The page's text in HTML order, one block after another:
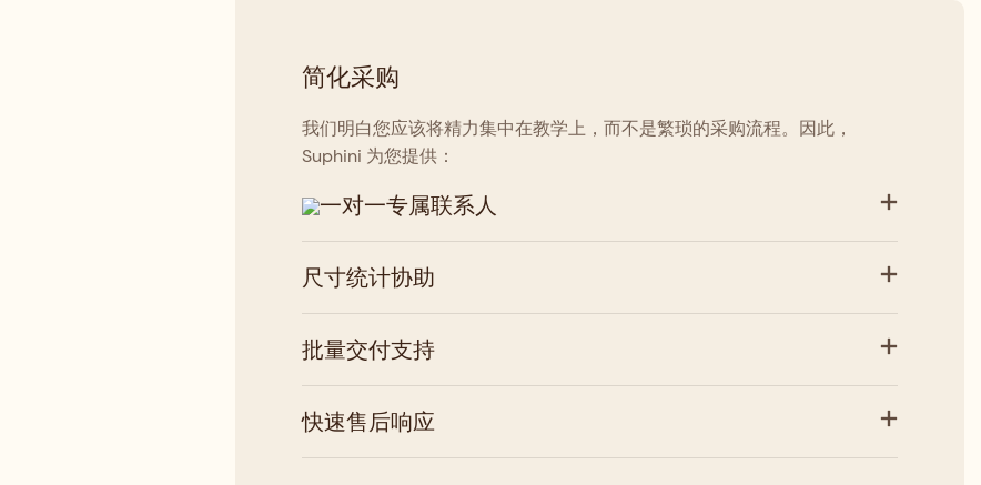
简化采购
我们明白您应该将精力集中在教学上，而不是繁琐的采购流程。因此，
Suphini 为您提供：
一对一专属联系人
尺寸统计协助
批量交付支持
快速售后响应